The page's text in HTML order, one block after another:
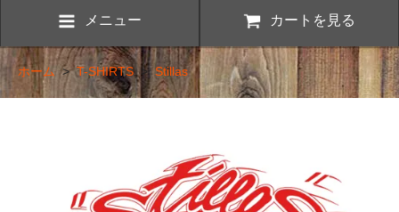
メニュー カートを見る
ホーム>T-SHIRTS>Stillas